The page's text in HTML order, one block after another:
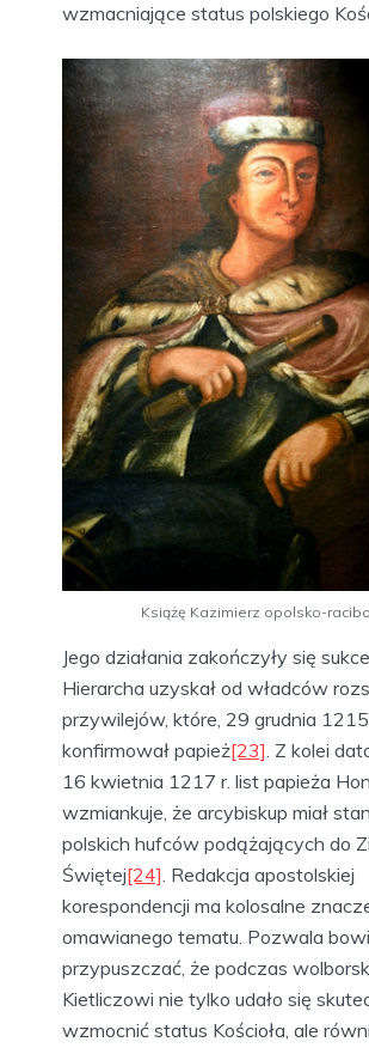
wzmacniające status polskiego
Książę Kazimierz opolsko-
Jego działania zakończyły się
Hierarcha uzyskał od władców
przywilejów, które, 29 grudnia 1215
konfirmował papież[23]. Z kolei
16 kwietnia 1217 r. list papieża
wzmiankuje, że arcybiskup miał
polskich hufców podążających do
Świętej[24]. Redakcja apostolskiej
korespondencji ma kolosalne
omawianego tematu. Pozwala
przypuszczać, że podczas
Kietliczowi nie tylko udało się
wzmocnić status Kościoła, ale